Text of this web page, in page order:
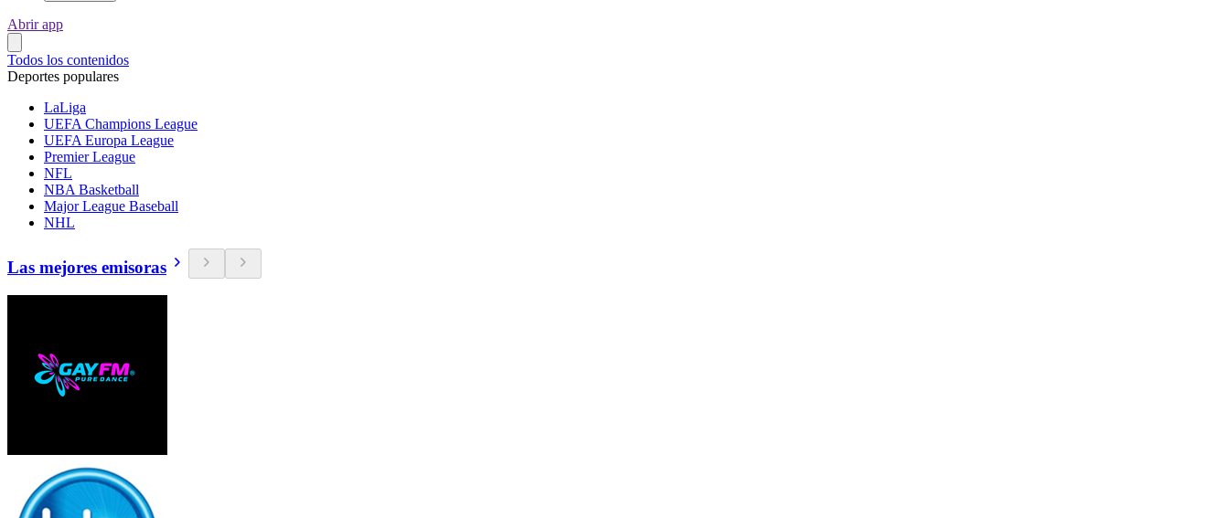
Abrir app
Todos los contenidos
Deportes populares
LaLiga
UEFA Champions League
UEFA Europa League
Premier League
NFL
NBA Basketball
Major League Baseball
NHL
Las mejores emisoras